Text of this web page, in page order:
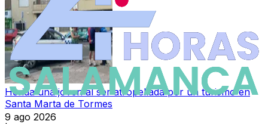
Herida una joven al ser atropellada por un turismo en
Santa Marta de Tormes
9 ago 2026